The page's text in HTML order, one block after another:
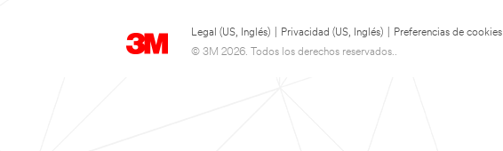
Legal (US, Inglés) Privacidad (US, Inglés)
Preferencias de cookies
© 3M 2026. Todos los derechos reservados..